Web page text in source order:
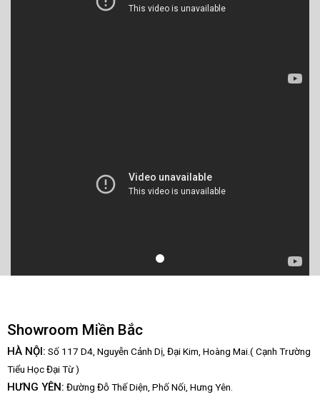
Showroom Miền Bắc
HÀ NỘI: Số 117 D4, Nguyễn Cảnh Dị, Đại Kim, Hoàng Mai.( Cạnh Trường
Tiểu Học Đại Từ )
HƯNG YÊN: Đường Đỗ Thế Diện, Phố Nối, Hưng Yên.